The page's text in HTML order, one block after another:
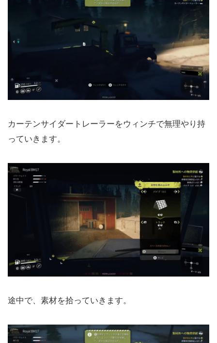
カーテンサイダートレーラーをウィンチで無理やり持
っていきます。
途中で、素材を拾っていきます。